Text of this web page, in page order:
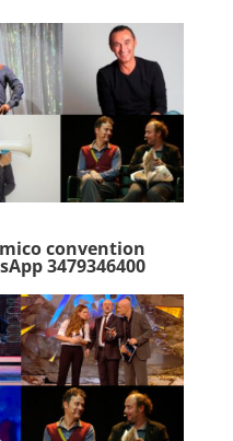
convention
3479346400